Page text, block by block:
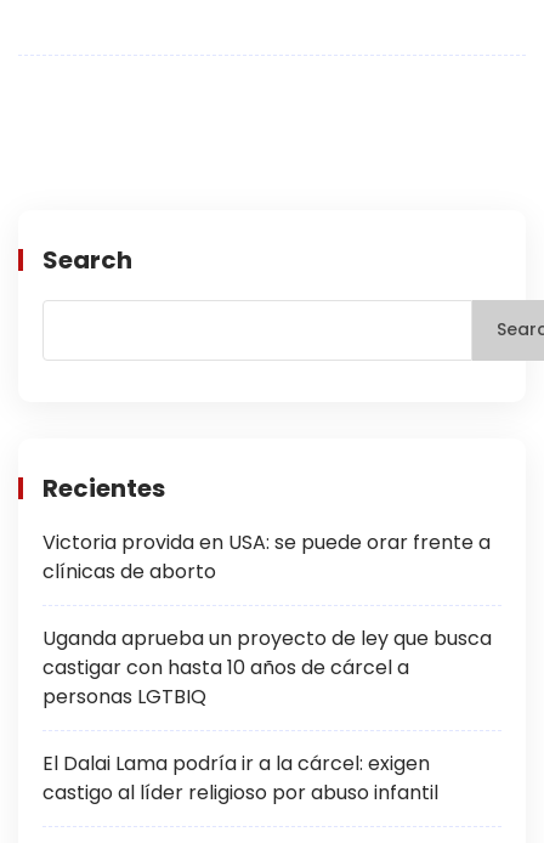
Search
Recientes
Victoria provida en USA: se puede orar frente a
clínicas de aborto
Uganda aprueba un proyecto de ley que busca
castigar con hasta 10 años de cárcel a
personas LGTBIQ
El Dalai Lama podría ir a la cárcel: exigen
castigo al líder religioso por abuso infantil